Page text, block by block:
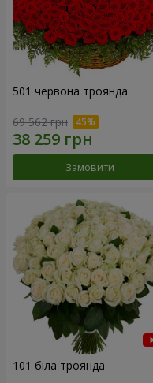
501 червона троянда
69 562 грн
Замовити
101 біла троянда